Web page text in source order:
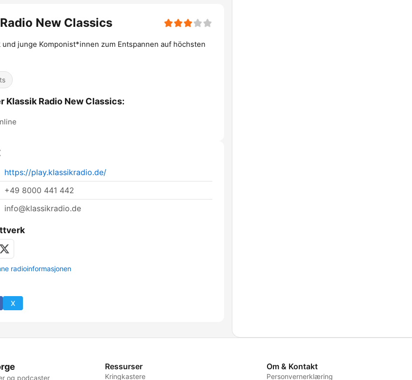
New Classics
und junge Komponist*innen zum Entspannen auf höchsten
Klassik Radio New Classics:
https://play.klassikradio.de/
+49 8000 441 442
info@klassikradio.de
radioinformasjonen
X
og podcaster
Ressurser
Kringkastere
Om & Kontakt
Personvernerklæring